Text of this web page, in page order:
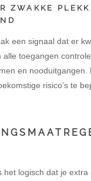
ZWAKKE
een signaal dat er
alle toegangen
en nooduitgangen.
risico’s te
het logisch dat je extra